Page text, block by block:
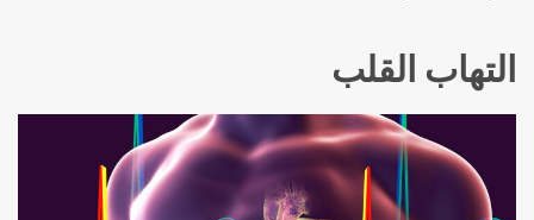
التهاب القلب